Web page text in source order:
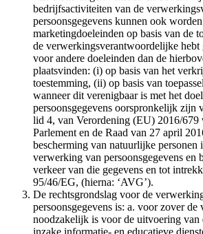
bedrijfsactiviteiten van de
persoonsgegevens kunnen ook
marketingdoeleinden op basis van de
de verwerkingsverantwoordelijke
voor andere doeleinden dan de
plaatsvinden: (i) op basis van het
toestemming, (ii) op basis van
wanneer dit verenigbaar is met het
persoonsgegevens oorspronkelijk zijn
lid 4, van Verordening (EU) 2016/679
Parlement en de Raad van 27 april
bescherming van natuurlijke personen
verwerking van persoonsgegevens en
verkeer van die gegevens en tot
95/46/EG, (hierna: ‘AVG’).
De rechtsgrondslag voor de
persoonsgegevens is: a. voor zover de
noodzakelijk is voor de uitvoering van
inzake informatie- en educatieve